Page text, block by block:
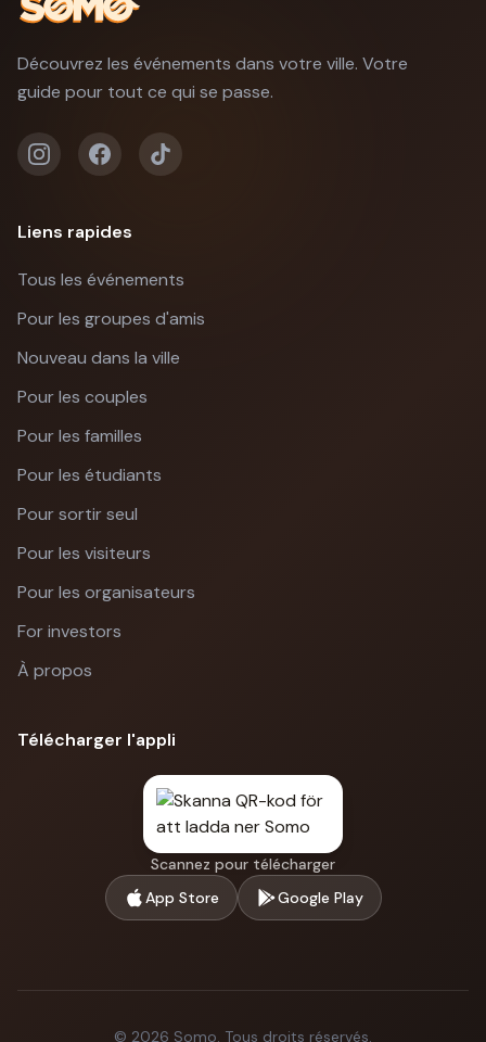
Découvrez les événements dans votre ville. Votre
guide pour tout ce qui se passe.
Liens rapides
Tous les événements
Pour les groupes d'amis
Nouveau dans la ville
Pour les couples
Pour les familles
Pour les étudiants
Pour sortir seul
Pour les visiteurs
Pour les organisateurs
For investors
À propos
Télécharger l'appli
Scannez pour télécharger
App Store
Google Play
© 2026 Somo. Tous droits réservés.